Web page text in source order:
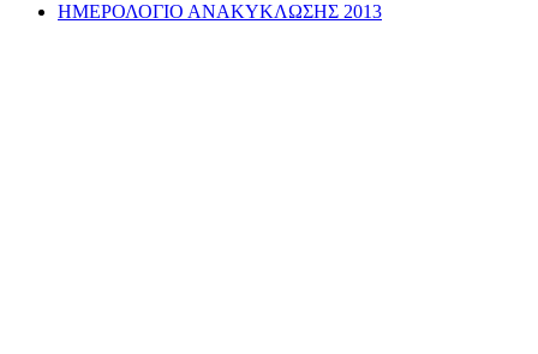
ΗΜΕΡΟΛΟΓΙΟ ΑΝΑΚΥΚΛΩΣΗΣ 2013